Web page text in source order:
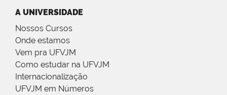
A UNIVERSIDADE
Nossos Cursos
Onde estamos
Vem pra UFVJM
Como estudar na UFVJM
Internacionalização
UFVJM em Números